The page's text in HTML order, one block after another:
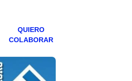
QUIERO
COLABORAR